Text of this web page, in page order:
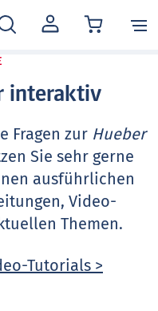
MEIN
KONTO
interaktiv
Fragen zur Hueber
Sie sehr gerne
ausführlichen
Video-
Themen.
Tutorials >